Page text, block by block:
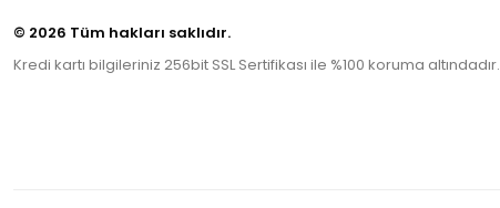
© 2026 Tüm hakları saklıdır.
Kredi kartı bilgileriniz 256bit SSL Sertifikası ile %100 koruma altındadır.